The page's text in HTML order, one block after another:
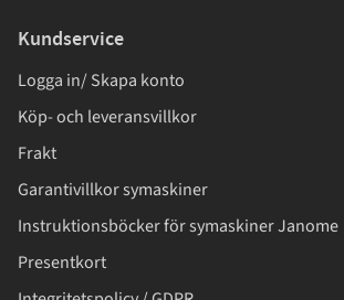
Kundservice
Logga in/ Skapa konto
Köp- och leveransvillkor
Frakt
Garantivillkor symaskiner
Instruktionsböcker för symaskiner Janome
Presentkort